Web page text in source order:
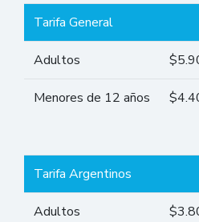
Tarifa General
Adultos
Menores de 12 años
Tarifa Argentinos
Adultos